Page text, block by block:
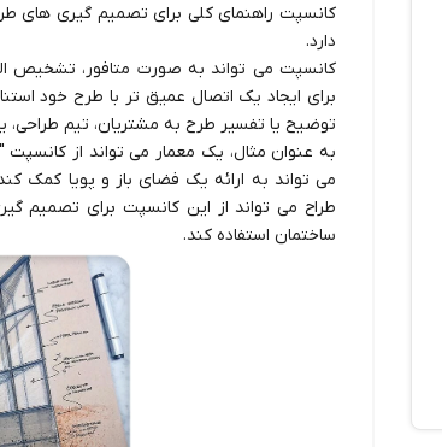
کانسپت راهنمای کلی برای تصمیم گیری های
دارد.
کانسپت می تواند به صورت متافور، تشخیص
برای ایجاد یک اتصال عمیق تر با طرح خود
توضیح یا تفسیر طرح به مشتریان، تیم طراحی،
به عنوان مثال، یک معمار می تواند از
می تواند به ارائه یک فضای باز و پویا کمک
طراح می تواند از این کانسپت برای تصمیم
ساختمان استفاده کند.